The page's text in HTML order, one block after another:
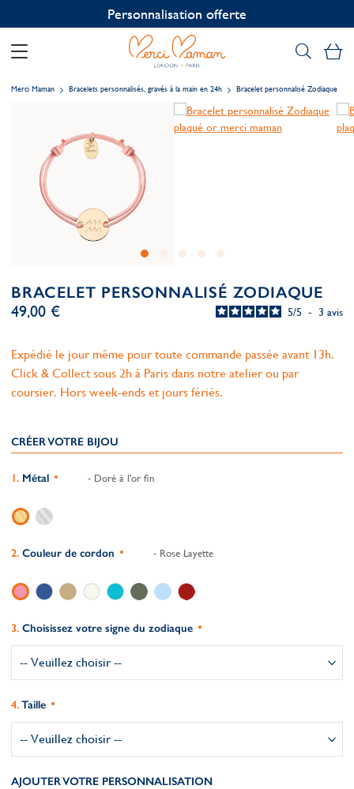
Personnalisation offerte
Merci Maman Bracelets personnalisés, gravés à la main en 24h Bracelet personnalisé Zodiaque
BRACELET PERSONNALISÉ ZODIAQUE
5/5 - 3 avis
49,00 €
Expédié le jour même pour toute commande passée avant 13h.
Click & Collect sous 2h à Paris dans notre atelier ou par
coursier. Hors week-ends et jours fériés.
CRÉER VOTRE BIJOU
Métal - Doré à l'or fin
Couleur de cordon - Rose Layette
Choisissez votre signe du zodiaque
Taille
AJOUTER VOTRE PERSONNALISATION